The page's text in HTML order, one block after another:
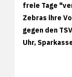
freie Tage
Zebras ihre
gegen den
Uhr,